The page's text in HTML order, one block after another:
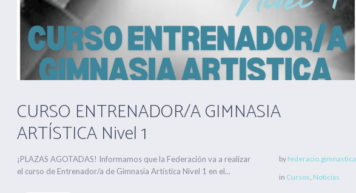
CURSO ENTRENADOR/A GIMNASIA
ARTÍSTICA Nivel 1
¡PLAZAS AGOTADAS! Informamos que la Federación va a realizar
el curso de Entrenador/a de Gimnasia Artística Nivel 1 en el...
byfederacio.gimnastica
in Cursos, Noticias